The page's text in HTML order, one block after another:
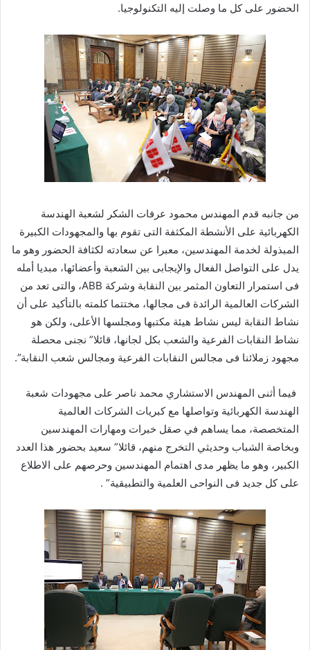
الحضور على كل ما وصلت إليه التكنولوجيا.
من جانبه قدم المهندس محمود عرفات الشكر لشعبة الهندسة
الكهربائية على الأنشطة المكثفة التى تقوم بها والمجهودات الكبيرة
المبذولة لخدمة المهندسين، معبرا عن سعادته لكثافة الحضور وهو ما
يدل على التواصل الفعال والإيجابى بين الشعبة وأعضائها، مبديا أمله
فى استمرار التعاون المثمر بين النقابة وشركة ABB، والتى تعد من
الشركات العالمية الرائدة فى مجالها، مختتما كلمته بالتأكيد على أن
نشاط النقابة ليس نشاط هيئة مكتبها ومجلسها الأعلى، ولكن هو
نشاط النقابات الفرعية والشعب بكل لجانها، قائلا” نجنى محصلة
مجهود زملائنا فى مجالس النقابات الفرعية ومجالس شعب النقابة”.
فيما أثنى المهندس الاستشاري محمد ناصر على مجهودات شعبة
الهندسة الكهربائية وتواصلها مع كبريات الشركات العالمية
المتخصصة، مما يساهم في صقل خبرات ومهارات المهندسين
وبخاصة الشباب وحديثي التخرج منهم، قائلا” سعيد بحضور هذا العدد
الكبير، وهو ما يظهر مدى اهتمام المهندسين وحرصهم على الاطلاع
على كل جديد فى النواحى العلمية والتطبيقية” .